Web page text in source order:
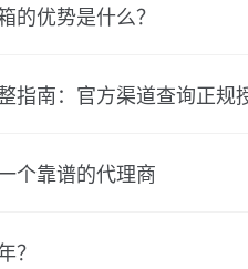
的优势是什么？
指南：官方渠道查询正规
个靠谱的代理商
？